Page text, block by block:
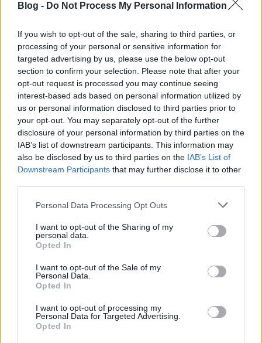
Blog - Do Not Process My Personal Information
If you wish to opt-out of the sale, sharing to third parties, or
processing of your personal or sensitive information for
targeted advertising by us, please use the below opt-out
section to confirm your selection. Please note that after your
opt-out request is processed you may continue seeing
interest-based ads based on personal information utilized by
us or personal information disclosed to third parties prior to
your opt-out. You may separately opt-out of the further
disclosure of your personal information by third parties on the
IAB’s list of downstream participants. This information may
also be disclosed by us to third parties on the IAB’s List of
Downstream Participants that may further disclose it to other
Please note that this website/app uses one or more Google
not limited to your visit or usage behaviour. You may click to
grant or deny consent to Google and its third-party tags to
use your data for below specified purposes in below Google
consent section.
Personal Data Processing Opt Outs
I want to opt-out of the Sharing of my
personal data.
Opted In
I want to opt-out of the Sale of my
Personal Data.
Opted In
I want to opt-out of processing my
Personal Data for Targeted Advertising.
Opted In
UNITED SOUTH .. Supporters Of
Jó hangulat várható vasárnapra
2012. augusztus 02.
Családi nap, fanatikus szurkolótáborok. Ezek azok